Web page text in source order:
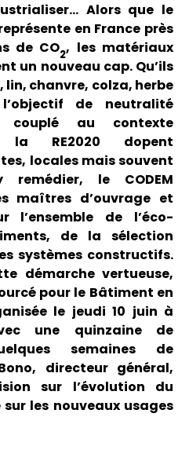
Alors que le
en France près
de CO2, les matériaux
un nouveau cap. Qu’ils
lin, chanvre, colza, herbe
de neutralité
couplé au contexte
la RE2020 dopent
locales mais souvent
remédier, le CODEM
maîtres d’ouvrage et
l’ensemble de l’éco-
de la sélection
systèmes constructifs.
démarche vertueuse,
pour le Bâtiment en
le jeudi 10 juin à
une quinzaine de
semaines de
directeur général,
sur l’évolution du
les nouveaux usages